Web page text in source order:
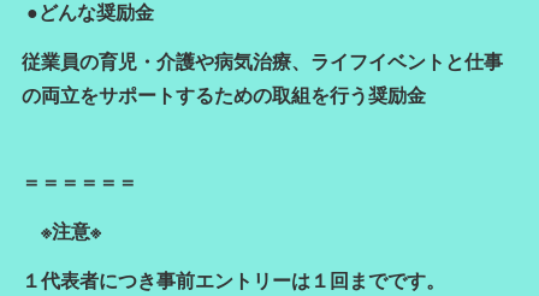
●どんな奨励金
従業員の育児・介護や病気治療、ライフイベントと仕事
の両立をサポートするための取組を行う奨励金
＝＝＝＝＝＝
※注意※
１代表者につき事前エントリーは１回までです。